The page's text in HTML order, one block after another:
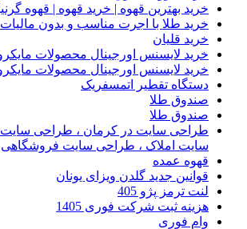
خرید بهترین قهوه | خرید قهوه | قهوه
خرید طلا با اجرت مناسب و بدون مالیات
خرید قلیان
خرید لایسنس اورجینال محصولات
خرید لایسنس اورجینال محصولات
دستگاه تقطیر اتمسفریک
صندوق طلا
صندوق طلا
طراحی سایت در کرمان ، طراحی
سایت املاک ، طراحی سایت فروشگاهی
قهوه عمده
قوانین جدید گلدن ویزای یونان
لنت ترمز پژو 405
هزینه ثبت شرکت فوری 1405
وام فوری